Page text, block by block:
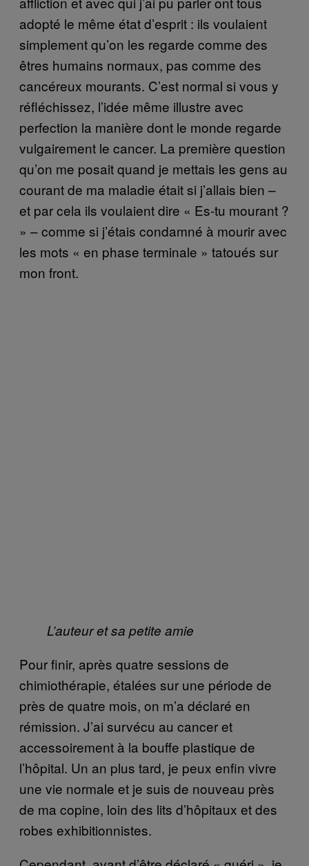
adopté le même état d’esprit : ils voulaient
simplement qu’on les regarde comme des
êtres humains normaux, pas comme des
cancéreux mourants. C’est normal si vous y
réfléchissez, l’idée même illustre avec
perfection la manière dont le monde regarde
vulgairement le cancer. La première question
qu’on me posait quand je mettais les gens au
courant de ma maladie était si j’allais bien –
et par cela ils voulaient dire « Es-tu mourant ?
» – comme si j’étais condamné à mourir avec
les mots « en phase terminale » tatoués sur
mon front.
L’auteur et sa petite amie
Pour finir, après quatre sessions de
chimiothérapie, étalées sur une période de
près de quatre mois, on m’a déclaré en
rémission. J’ai survécu au cancer et
accessoirement à la bouffe plastique de
l’hôpital. Un an plus tard, je peux enfin vivre
une vie normale et je suis de nouveau près
de ma copine, loin des lits d’hôpitaux et des
robes exhibitionnistes.